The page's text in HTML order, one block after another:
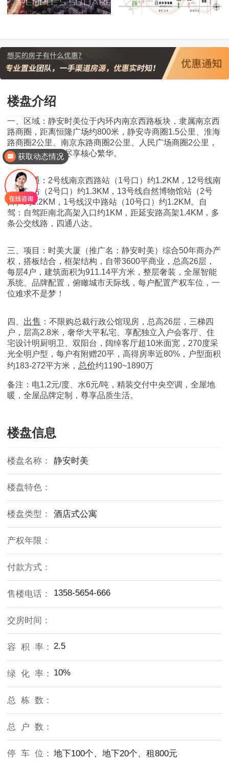
楼盘介绍
一、区域：静安时美位于内环内南京西路板块，隶属南京西
路商圈，距离恒隆广场约800米，静安寺商圈1.5公里、淮海
路商圈2公里、南京东路商圈2公里、人民广场商圈2公里，
周边商圈环绕，尽享核心繁华。
二、交通：2号线南京西路站（1号口）约1.2KM，12号线南
京西路站（2号口）约1.3KM，13号线自然博物馆站（2号
口）约1.2KM，1号线汉中路站（10号口）约1.2KM。自
驾：自驾距南北高架入口约1KM，距延安路高架1.4KM，多
条公交线路，四通八达。
三、项目：时美大厦（推广名：静安时美）综合50年商办产
权，搭板结合，框架结构，自带3600平商业，总高26层，
每层4户，建筑面积为911.14平方米，整层奢装，全屋智能
系统、品牌配置，俯瞰城市天际线，每户配置产权车位，一
位难求不是梦！
四、 出售 ：不限购总裁行政公馆现房，总高26层，三梯四
户，层高2.8米，奢华大平私宅、享配独立入户会客厅、住
宅设计明厨明卫、双阳台，阔绰客厅超10米面宽，270度采
光全明户型，每户有附赠20平，高得房率近80%，户型面积
约183-272平方米， 总价约1190~1890万
备注：电1.2元/度、水6元/吨，精装交付中央空调，全屋地
暖，全屋品牌定制，尊享品质生活。
楼盘信息
楼盘名称： 静安时美
楼盘特色：
楼盘类型： 酒店式公寓
产权年限：
付款方式：
售楼电话： 1358-5654-666
交房时间：
容 积 率： 2.5
绿 化 率： 10%
总 栋 数：
总 户 数：
停 车 位： 地下100个、地下20个、租800元
获取动态情况